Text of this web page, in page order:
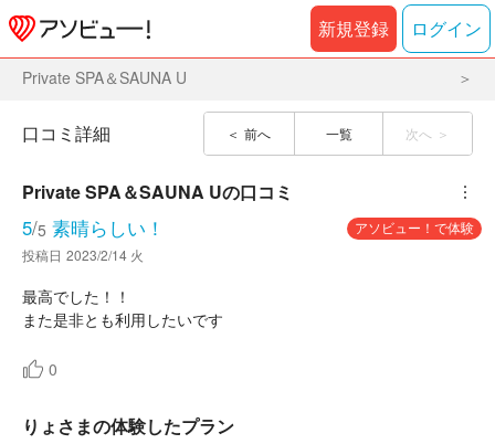
新規登録 ログイン
Private SPA＆SAUNA U
前へ 一覧 次へ
口コミ詳細
Private SPA＆SAUNA Uの口コミ ︙
5/5 素晴らしい！
アソビュー！で体験
投稿日 2023/2/14 火
最高でした！！
また是非とも利用したいです
0
りょさまの体験したプラン